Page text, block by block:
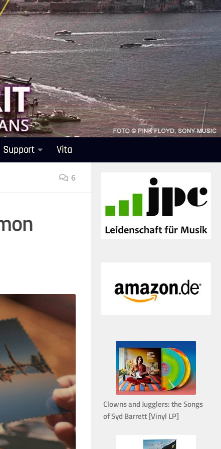
Support Vita
6
Clowns and Jugglers: the Songs
of Syd Barrett [Vinyl LP]